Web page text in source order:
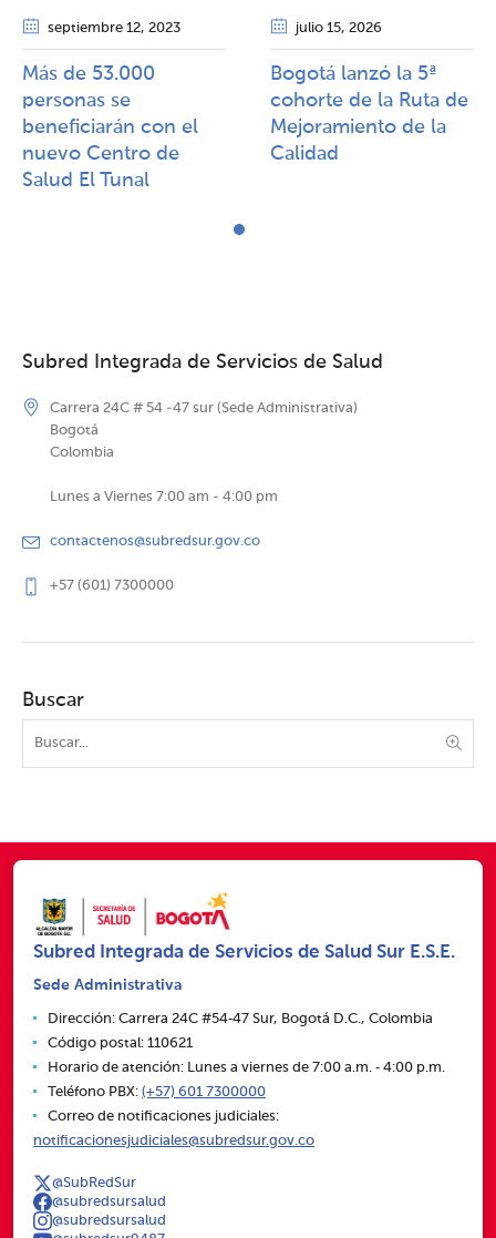
septiembre 12, 2023
Más de 53.000
personas se
beneficiarán con el
nuevo Centro de
Salud El Tunal
julio 15, 2026
Bogotá lanzó la 5ª
cohorte de la Ruta de
Mejoramiento de la
Calidad​​
Subred Integrada de Servicios de Salud
Carrera 24C # 54 -47 sur (Sede Administrativa)
Bogotá
Colombia
Lunes a Viernes 7:00 am - 4:00 pm
contactenos@subredsur.gov.co
+57 (601) 7300000
Buscar
Subred Integrada de Servicios de Salud Sur E.S.E.
Sede Administrativa
Dirección: Carrera 24C #54‑47 Sur, Bogotá D.C., Colombia
Código postal: 110621
Horario de atención: Lunes a viernes de 7:00 a.m. ‑ 4:00 p.m.
Teléfono PBX: (+57) 601 7300000
Correo de notificaciones judiciales:
notificacionesjudiciales@subredsur.gov.co
@SubRedSur
@subredsursalud
@subredsursalud